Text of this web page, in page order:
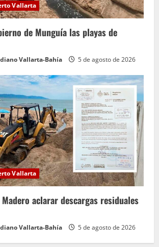
Vallarta
de Munguía las playas de
Vallarta-Bahía 5 de agosto de 2026
Vallarta
aclarar descargas residuales
Vallarta-Bahía 5 de agosto de 2026